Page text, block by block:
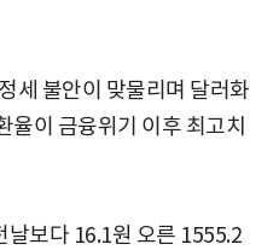
세 불안이 맞물리며 달러화
율이 금융위기 이후 최고치
날보다 16.1원 오른 1555.2